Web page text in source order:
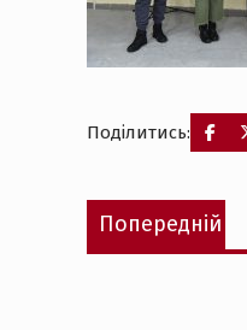
Поділитись:
Навігація
записів
Попередній